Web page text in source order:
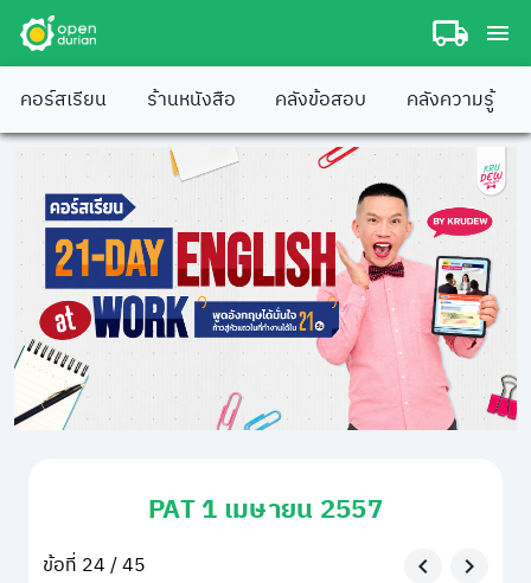
คอร์สเรียน ร้านหนังสือ คลังข้อสอบ คลังความรู้
PAT 1 เมษายน 2557
ข้อที่ 24 / 45